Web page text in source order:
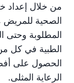
من خلال إعداد
الصحية للمريض
المطلوبة وحتى
الطبية في كل
الحصول على
الرعاية المثلى.